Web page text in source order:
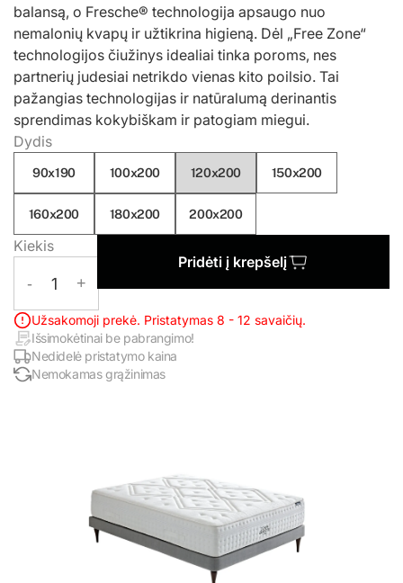
balansą, o Fresche® technologija apsaugo nuo
nemalonių kvapų ir užtikrina higieną. Dėl „Free Zone“
technologijos čiužinys idealiai tinka poroms, nes
partnerių judesiai netrikdo vienas kito poilsio. Tai
pažangias technologijas ir natūralumą derinantis
sprendimas kokybiškam ir patogiam miegui.
Dydis
90x190 100x200 120x200 150x200
160x200 180x200 200x200
Kiekis
- 1 +
Pridėti į krepšelį
Užsakomoji prekė. Pristatymas 8 - 12 savaičių.
Išsimokėtinai be pabrangimo!
Nedidelė pristatymo kaina
Nemokamas grąžinimas